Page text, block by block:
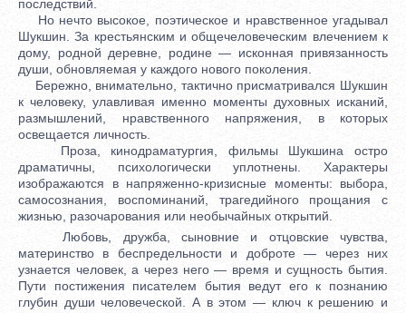
последствий.
Но нечто высокое, поэтическое и нравственное угадывал
Шукшин. За крестьянским и общечеловеческим влечением к
дому, родной деревне, родине — исконная привязанность
души, обновляемая у каждого нового поколения.
Бережно, внимательно, тактично присматривался Шукшин
к человеку, улавливая именно моменты духовных исканий,
размышлений, нравственного напряжения, в которых
освещается личность.
Проза, кинодраматургия, фильмы Шукшина остро
драматичны, психологически уплотнены. Характеры
изображаются в напряженно-кризисные моменты: выбора,
самосознания, воспоминаний, трагедийного прощания с
жизнью, разочарования или необычайных открытий.
Любовь, дружба, сыновние и отцовские чувства,
материнство в беспредельности и доброте — через них
узнается человек, а через него — время и сущность бытия.
Пути постижения писателем бытия ведут его к познанию
глубин души человеческой. А в этом — ключ к решению и